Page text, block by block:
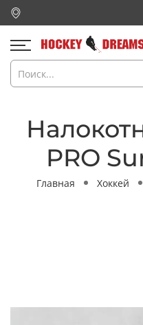
PRO
Главная Хоккей